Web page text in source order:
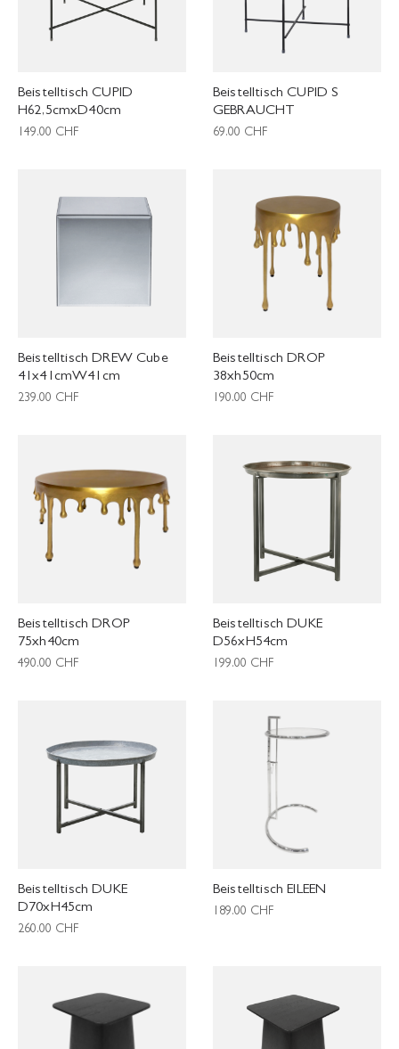
Beistelltisch CUPID
H62,5cmxD40cm
149.00 CHF
Beistelltisch CUPID S
GEBRAUCHT
69.00 CHF
Beistelltisch DREW Cube
41x41cmW41cm
239.00 CHF
Beistelltisch DROP
38xh50cm
190.00 CHF
Beistelltisch DROP
75xh40cm
490.00 CHF
Beistelltisch DUKE
D56xH54cm
199.00 CHF
Beistelltisch DUKE
D70xH45cm
260.00 CHF
Beistelltisch EILEEN
189.00 CHF